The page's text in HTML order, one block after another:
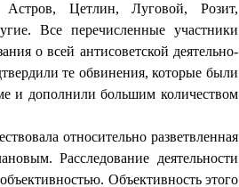
Цетлин, Луговой, Розит,
Все перечис­ленные участники
о всей антисоветской деятельно­
те обвинения, которые были
и до­полнили большим количеством
относительно разветвленная
Расследование деятельности
Объек­тивность этого